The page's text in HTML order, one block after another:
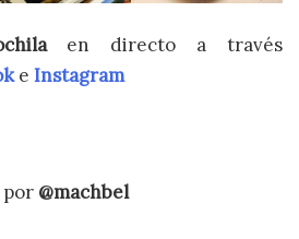
en directo a través
e Instagram
por @machbel